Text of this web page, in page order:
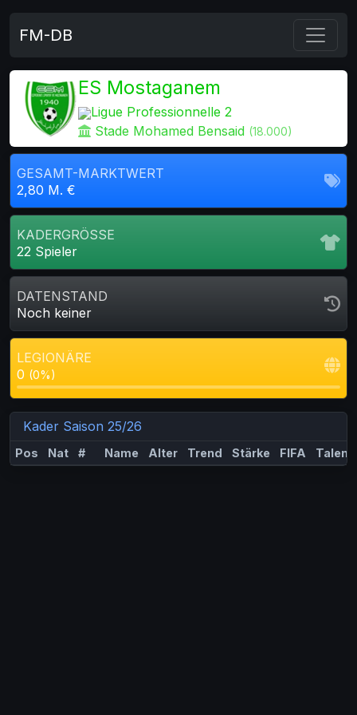
FM-DB
ES Mostaganem
Ligue Professionnelle 2
Stade Mohamed Bensaid (18.000)
GESAMT-MARKTWERT
2,80 M. €
KADERGRÖSSE
22 Spieler
DATENSTAND
Noch keiner
LEGIONÄRE
0 (0%)
Kader Saison 25/26
Pos Nat # Name Alter Trend Stärke FIFA Talent